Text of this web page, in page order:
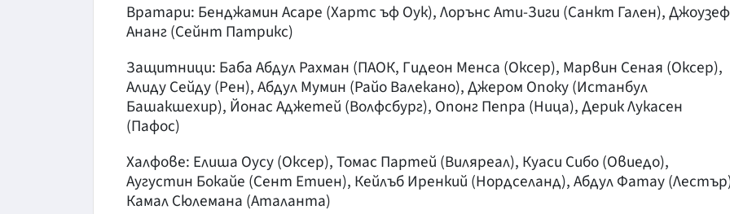
Вратари: Бенджамин Асаре (Хартс ъф Оук), Лорънс Ати-Зиги (Санкт Гален), Джоузеф
Ананг (Сейнт Патрикс)
Защитници: Баба Абдул Рахман (ПАОК, Гидеон Менса (Оксер), Марвин Сеная (Оксер),
Алиду Сейду (Рен), Абдул Мумин (Райо Валекано), Джером Опоку (Истанбул
Башакшехир), Йонас Аджетей (Волфсбург), Опонг Пепра (Ница), Дерик Лукасен
(Пафос)
Халфове: Елиша Оусу (Оксер), Томас Партей (Виляреал), Куаси Сибо (Овиедо),
Аугустин Бокайе (Сент Етиен), Кейлъб Иренкий (Нордселанд), Абдул Фатау
Камал Сюлемана (Аталанта)